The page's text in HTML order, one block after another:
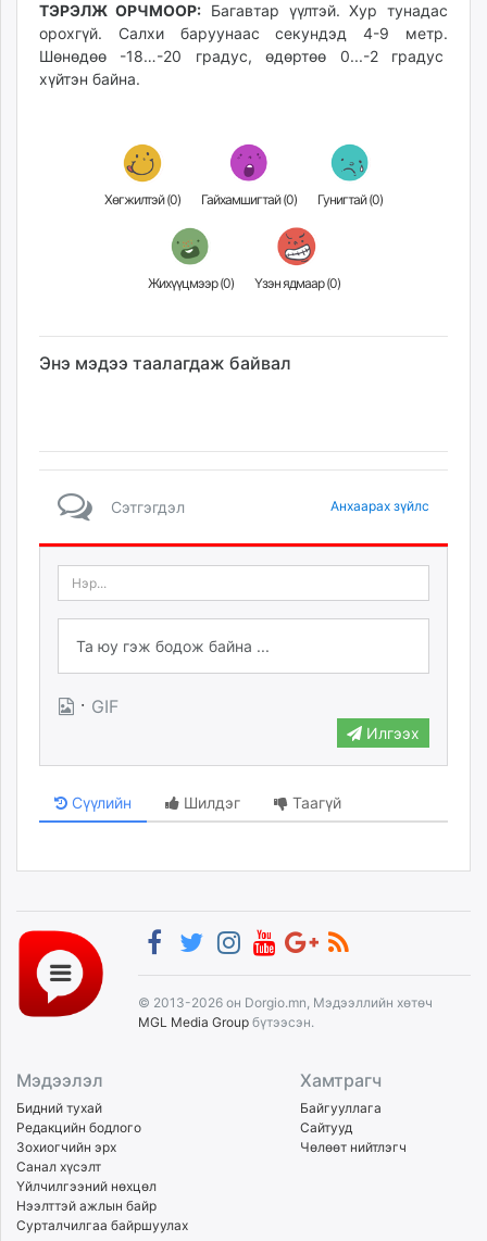
tvmongolia.mn
mass.mn
unegui.mn
unread.today
ТЭРЭЛЖ ОРЧМООР: Багавтар үүлтэй. Хур тунадас
орохгүй. Салхи баруунаас секундэд 4-9 метр.
Шөнөдөө -18…-20 градус, өдөртөө 0...-2 градус
хүйтэн байна.
Хөгжилтэй (0) Гайхамшигтай (0) Гунигтай (0)
Жихүүцмээр (0) Үзэн ядмаар (0)
Энэ мэдээ таалагдаж байвал
Сэтгэгдэл Анхаарах зүйлс
· GIF
Илгээх
Сүүлийн Шилдэг Таагүй
© 2013-2026 он Dorgio.mn, Мэдээллийн хөтөч
MGL Media Group бүтээсэн.
Мэдээлэл
Бидний тухай
Редакцийн бодлого
Зохиогчийн эрх
Санал хүсэлт
Үйлчилгээний нөхцөл
Нээлттэй ажлын байр
Сурталчилгаа байршуулах
Хамтрагч
Байгууллага
Сайтууд
Чөлөөт нийтлэгч